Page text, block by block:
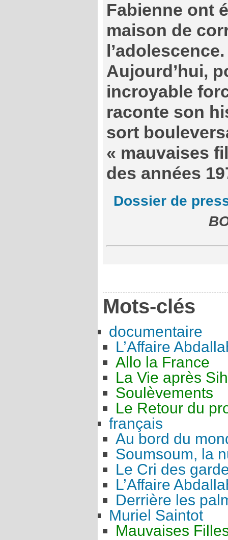
Fabienne ont
maison de
l’adolescence.
Aujourd’hui,
incroyable
raconte son
sort
« mauvaises
des années
Dossier de
Mots-clés
documentaire
L’Affaire
Allo la France
La Vie après
Soulèvements
Le Retour du
français
Au bord du
Soumsoum, la
Le Cri des
L’Affaire
Derrière les
Muriel Saintot
Mauvaises